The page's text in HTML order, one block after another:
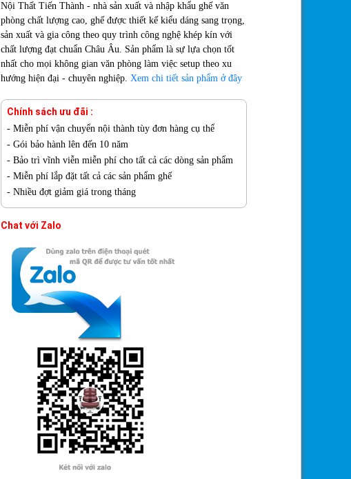
Nội Thất Tiến Thành - nhà sản xuất và nhập khẩu ghế văn
phòng chất lượng cao, ghế được thiết kế kiểu dáng sang trọng,
sản xuất và gia công theo quy trình công nghệ khép kín với
chất lượng đạt chuẩn Châu Âu. Sản phẩm là sự lựa chọn tốt
nhất cho mọi không gian văn phòng làm việc setup theo xu
hướng hiện đại - chuyên nghiệp. Xem chi tiết sản phẩm ở đây
Chính sách ưu đãi :
- Miễn phí vận chuyển nội thành tùy đơn hàng cụ thể
- Gói bảo hành lên đến 10 năm
- Bảo trì vĩnh viễn miễn phí cho tất cả các dòng sản phẩm
- Miễn phí lắp đặt tất cả các sản phẩm ghế
- Nhiều đợt giảm giá trong tháng
Chat với Zalo